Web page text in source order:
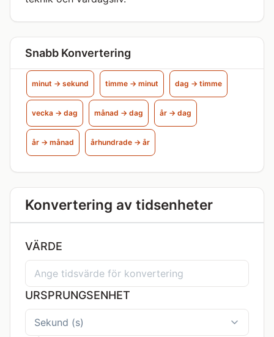
Snabb Konvertering
minut → sekund timme → minut dag → timme
vecka → dag månad → dag år → dag
år → månad århundrade → år
Konvertering av tidsenheter
VÄRDE
URSPRUNGSENHET